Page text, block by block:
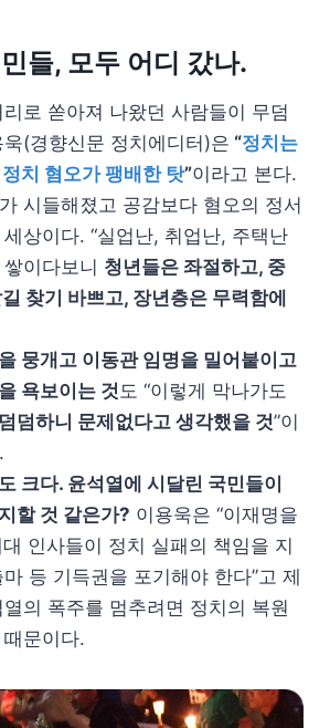
들, 모두 어디 갔나.
로 쏟아져 나왔던 사람들이 무덤
(경향신문 정치에디터)은 “정치는
치 혐오가 팽배한 탓”이라고 본다.
시들해졌고 공감보다 혐오의 정서
상이다. “실업난, 취업난, 주택난
이다보니 청년들은 좌절하고, 중
찾기 바쁘고, 장년층은 무력함에
뭉개고 이동관 임명을 밀어붙이고
욕보이는 것 도 “이렇게 막나가도
덤하니 문제없다고 생각했을 것”이
크다. 윤석열에 시달린 국민들이
할 것 같은가? 이용욱은 “이재명을
인사들이 정치 실패의 책임을 지
등 기득권을 포기해야 한다”고 제
의 폭주를 멈추려면 정치의 복원
문이다.